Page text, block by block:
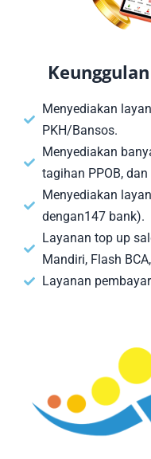
Menyediakan
PKH/Bansos.
Menyediakan
tagihan PPOB,
Menyediakan
dengan147 bank).
Layanan top up
Mandiri, Flash
Layanan